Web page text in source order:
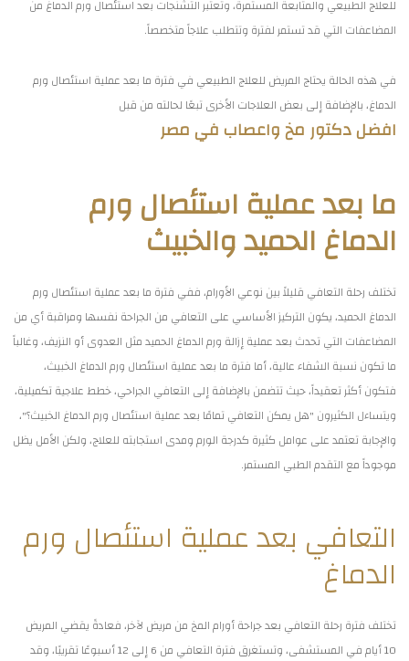
للعلاج الطبيعي والمتابعة المستمرة، وتعتبر التشنجات بعد استئصال ورم الدماغ من
المضاعفات التي قد تستمر لفترة وتتطلب علاجاً متخصصاً.
في هذه الحالة يحتاج المريض للعلاج الطبيعي في فترة ما بعد عملية استئصال ورم
الدماغ، بالإضافة إلى بعض العلاجات الأخرى تبعًا لحالته من قبل
افضل دكتور مخ واعصاب في مصر
ما بعد عملية استئصال ورم
الدماغ الحميد والخبيث
تختلف رحلة التعافي قليلاً بين نوعي الأورام، ففي فترة ما بعد عملية استئصال ورم
الدماغ الحميد، يكون التركيز الأساسي على التعافي من الجراحة نفسها ومراقبة أي من
المضاعفات التي تحدث بعد عملية إزالة ورم الدماغ الحميد مثل العدوى أو النزيف، وغالباً
ما تكون نسبة الشفاء عالية، أما فترة ما بعد عملية استئصال ورم الدماغ الخبيث،
فتكون أكثر تعقيداً، حيث تتضمن بالإضافة إلى التعافي الجراحي، خطط علاجية تكميلية،
ويتساءل الكثيرون "هل يمكن التعافي تمامًا بعد عملية استئصال ورم الدماغ الخبيث؟"،
والإجابة تعتمد على عوامل كثيرة كدرجة الورم ومدى استجابته للعلاج، ولكن الأمل يظل
موجوداً مع التقدم الطبي المستمر.
التعافي بعد عملية استئصال ورم
الدماغ
تختلف فترة رحلة التعافي بعد جراحة أورام المخ من مريض لآخر، فعادةً يقضي المريض
10 أيام في المستشفى، وتستغرق فترة التعافي من 6 إلى 12 أسبوعًا تقريبًا، وقد